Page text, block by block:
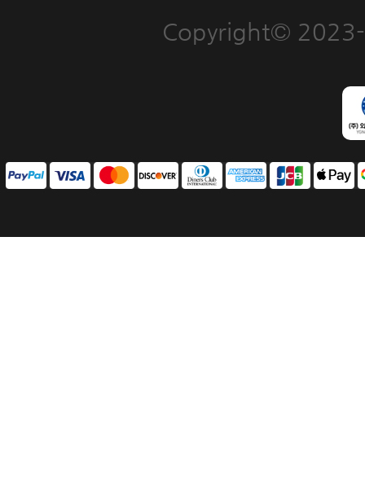
Copyright©